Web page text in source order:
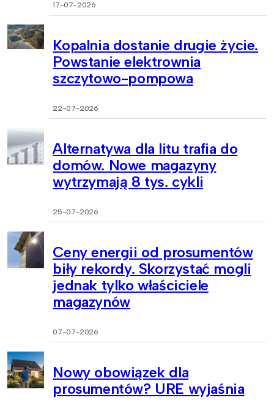
17-07-2026
Kopalnia dostanie drugie życie.
Powstanie elektrownia
szczytowo-pompowa
22-07-2026
Alternatywa dla litu trafia do
domów. Nowe magazyny
wytrzymają 8 tys. cykli
25-07-2026
Ceny energii od prosumentów
biły rekordy. Skorzystać mogli
jednak tylko właściciele
magazynów
07-07-2026
Nowy obowiązek dla
prosumentów? URE wyjaśnia